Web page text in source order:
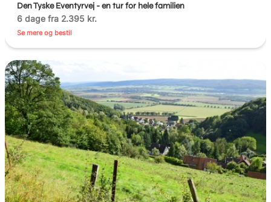
Den Tyske Eventyrvej - en tur for hele familien
6 dage fra 2.395 kr.
Se mere og bestil